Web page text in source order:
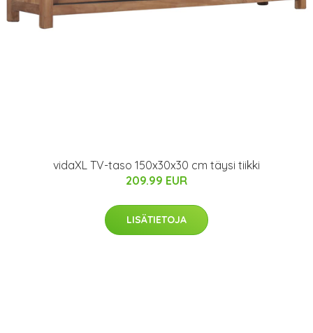
vidaXL TV-taso 150x30x30 cm täysi tiikki
209.99 EUR
LISÄTIETOJA